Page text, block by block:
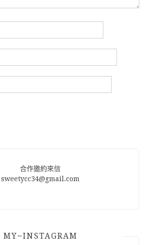
合作邀約來信
sweetycc34@gmail.com
MY~INSTAGRAM